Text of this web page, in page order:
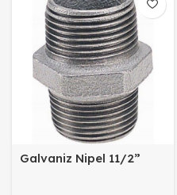
Galvaniz Nipel 11/2”